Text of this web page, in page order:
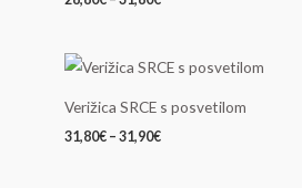
Verižica SRCE s posvetilom
31,80€ – 31,90€
Cenovni
razpon:
31,80€
do